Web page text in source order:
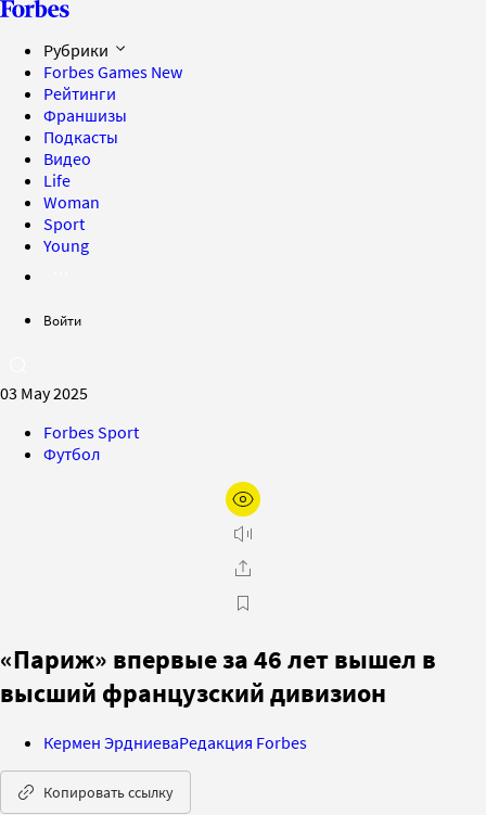
Рубрики
Forbes Games New
Рейтинги
Франшизы
Подкасты
Видео
Life
Woman
Sport
Young
Войти
03 May 2025
Forbes Sport
Футбол
«Париж» впервые за 46 лет вышел в
высший французский дивизион
Кермен ЭрдниеваРедакция Forbes
Копировать ссылку